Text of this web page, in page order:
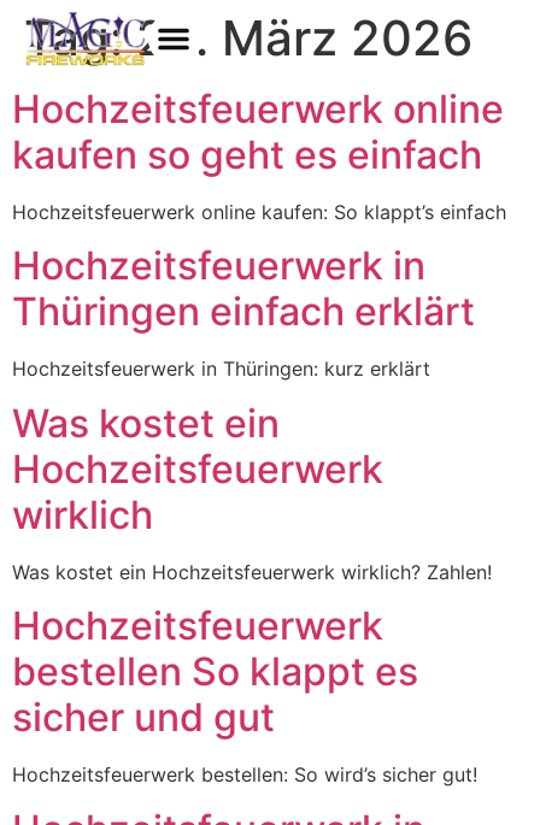
Tag:24. März 2026
Hochzeitsfeuerwerk online
kaufen so geht es einfach
Hochzeitsfeuerwerk online kaufen: So klappt’s einfach
Hochzeitsfeuerwerk in
Thüringen einfach erklärt
Hochzeitsfeuerwerk in Thüringen: kurz erklärt
Was kostet ein
Hochzeitsfeuerwerk
wirklich
Was kostet ein Hochzeitsfeuerwerk wirklich? Zahlen!
Hochzeitsfeuerwerk
bestellen So klappt es
sicher und gut
Hochzeitsfeuerwerk bestellen: So wird’s sicher gut!